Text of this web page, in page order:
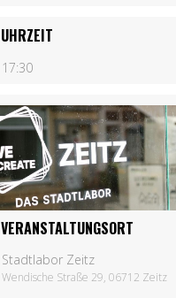
UHRZEIT
17:30
VERANSTALTUNGSORT
Stadtlabor Zeitz
Wendische Straße 29, 06712 Zeitz